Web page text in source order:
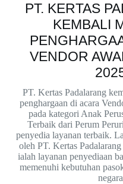
PT. KERTAS
KEMBALI
VENDOR
PT. Kertas Padalarang
penghargaan di acara
pada kategori Anak
Terbaik dari Perum
penyedia layanan terbaik.
oleh PT. Kertas
ialah layanan penyediaan
memenuhi kebutuhan
negara